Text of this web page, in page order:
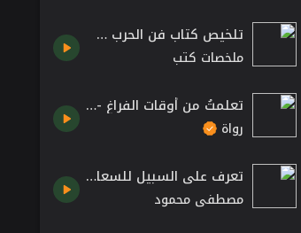
تلخيص كتاب فن الحرب سن تزو Art of War Sun Tzu
ملخصات كتب
تعلمتُ من أوقات الفراغ - عباس العقاد
رواة
تعرف على السبيل للسعادة والراحة النفسية ضمن قانون التخلي والتحلي.. روائع الدكتور مصطفى محمود
مصطفى محمود